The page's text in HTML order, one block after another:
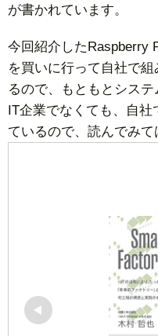
が書かれています。
今回紹介したRaspberry
を買いに行って自社で
るので、もともとシステ
IT企業でなくても、自
ているので、読んでみ